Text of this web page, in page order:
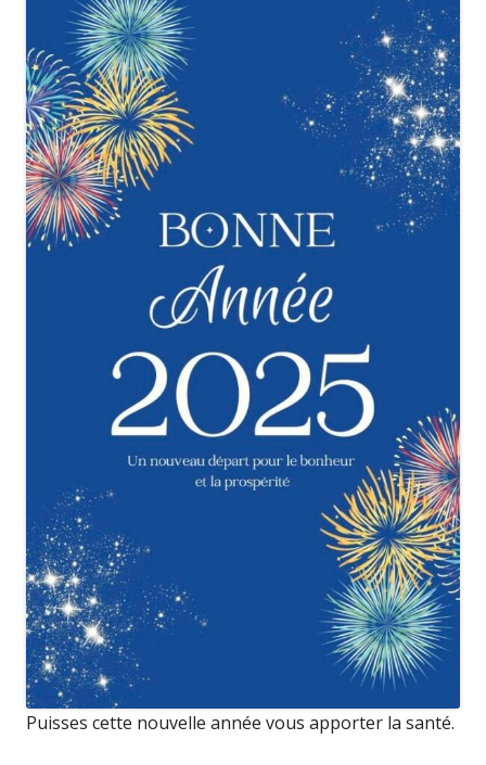
Puisses cette nouvelle année vous apporter la santé.